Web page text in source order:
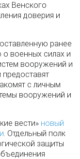
Венского
доверия и
ранее
военных силах и
вооружений и
с личным
вооружений и
вести» новый
. Отдельный полк
защиты